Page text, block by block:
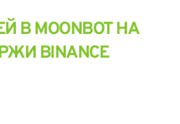
MOONBOT НА
BINANCE